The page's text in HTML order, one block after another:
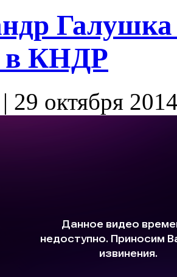
Галушка
в КНДР
| 29 октября